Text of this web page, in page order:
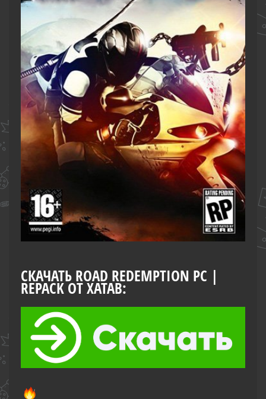
СКАЧАТЬ ROAD REDEMPTION PC |
REPACK ОТ XATAB: